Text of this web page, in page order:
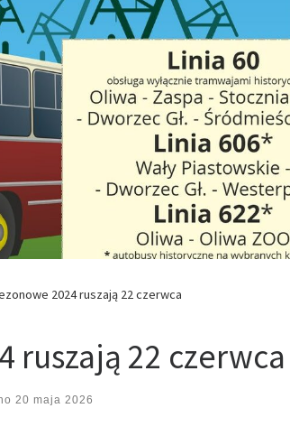
2024 ruszają 22 czerwca
ruszają 22 czerwca
20 maja 2026